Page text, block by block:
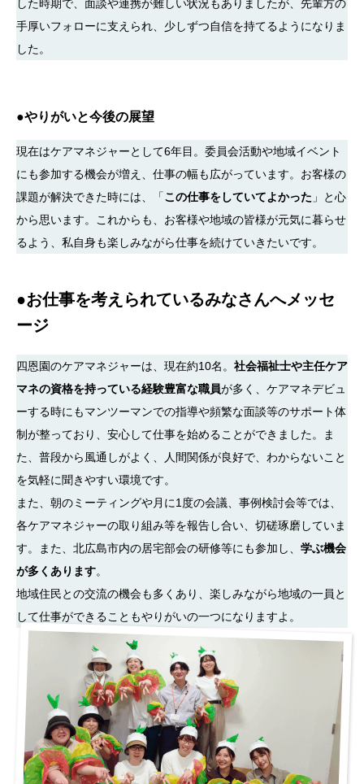
した時期で、面談や連携が難しい状況もありましたが、先輩方の
手厚いフォローに支えられ、少しずつ自信を持てるようになりま
した。
●やりがいと今後の展望
現在はケアマネジャーとして6年目。委員会活動や地域イベント
にも参加する機会が増え、仕事の幅も広がっています。お客様の
課題が解決できた時には、「この仕事をしていてよかった 」と心
から思います。これからも、お客様や地域の皆様が元気に暮らせ
るよう、私自身も楽しみながら仕事を続けていきたいです。
●お仕事を考えられているみなさんへメッセ
ージ
四恩園のケアマネジャーは、現在約10名。 社会福祉士や主任ケア
マネの資格を持っている経験豊富な職員が多く、ケアマネデビュ
ーする時にもマンツーマンでの指導や頻繁な面談等のサポート体
制が整っており、安心して仕事を始めることができました。ま
た、普段から風通しがよく、人間関係が良好で、わからないこと
を気軽に聞きやすい環境です。
また、朝のミーティングや月に1度の会議、事例検討会等では、
各ケアマネジャーの取り組み等を報告し合い、切磋琢磨していま
す。また、北広島市内の居宅部会の研修等にも参加し、 学ぶ機会
が多くあります。
地域住民との交流の機会も多くあり、楽しみながら地域の一員と
して仕事ができることもやりがいの一つになりますよ。